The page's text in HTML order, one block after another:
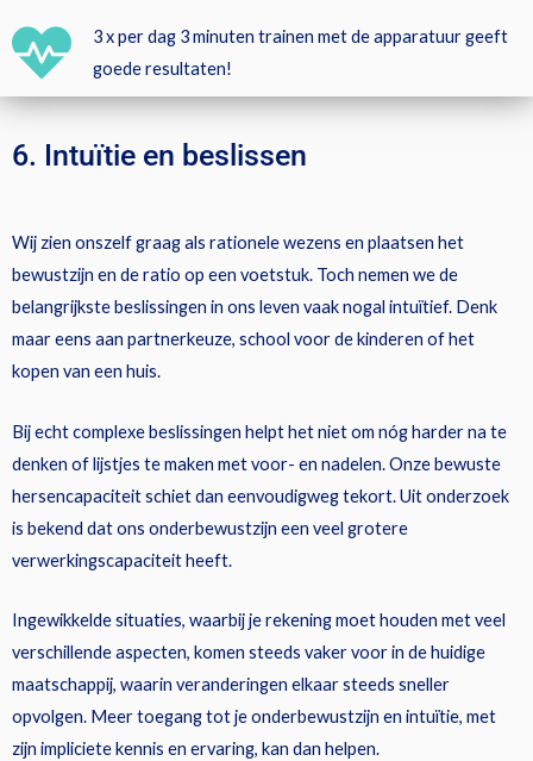
3 x per dag 3 minuten trainen met de apparatuur geeft
goede resultaten!
6. Intuïtie en beslissen
Wij zien onszelf graag als rationele wezens en plaatsen het
bewustzijn en de ratio op een voetstuk. Toch nemen we de
belangrijkste beslissingen in ons leven vaak nogal intuïtief. Denk
maar eens aan partnerkeuze, school voor de kinderen of het
kopen van een huis.
Bij echt complexe beslissingen helpt het niet om nóg harder na te
denken of lijstjes te maken met voor- en nadelen. Onze bewuste
hersencapaciteit schiet dan eenvoudigweg tekort. Uit onderzoek
is bekend dat ons onderbewustzijn een veel grotere
verwerkingscapaciteit heeft.
Ingewikkelde situaties, waarbij je rekening moet houden met veel
verschillende aspecten, komen steeds vaker voor in de huidige
maatschappij, waarin veranderingen elkaar steeds sneller
opvolgen. Meer toegang tot je onderbewustzijn en intuïtie, met
zijn impliciete kennis en ervaring, kan dan helpen.